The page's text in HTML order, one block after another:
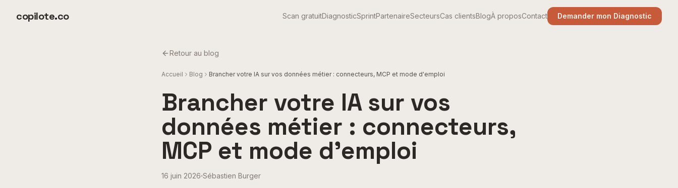
copilote.co Scan gratuitDiagnosticSprintPartenaireSecteursCas clientsBlogÀ proposContact Demander mon Diagnostic
Retour au blog
Accueil Blog Brancher votre IA sur vos données métier : connecteurs, MCP et mode d'emploi
Brancher votre IA sur vos
données métier : connecteurs,
MCP et mode d'emploi
16 juin 2026 Sébastien Burger